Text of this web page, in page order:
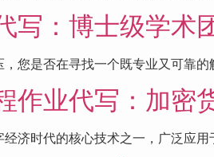
写：博士级学术
，您是否在寻找一个既专业又可靠
作业代写：加密
经济时代的核心技术之一，广泛应